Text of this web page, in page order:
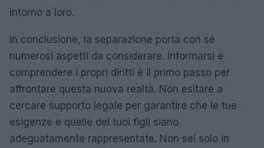
intorno a loro.
In conclusione, la separazione porta con sé
numerosi aspetti da considerare. Informarsi e
comprendere i propri diritti è il primo passo per
affrontare questa nuova realtà. Non esitare a
cercare supporto legale per garantire che le tue
esigenze e quelle dei tuoi figli siano
adeguatamente rappresentate. Non sei solo in